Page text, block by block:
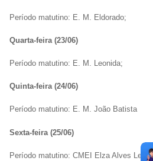
Período matutino: E. M. Eldorado;
Quarta-feira (23/06)
Período matutino: E. M. Leonida;
Quinta-feira (24/06)
Período matutino: E. M. João Batista
Sexta-feira (25/06)
Período matutino: CMEI Elza Alves Leme